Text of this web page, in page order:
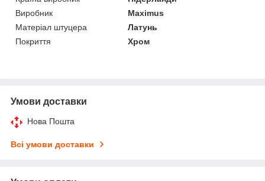
Виробник
Maximus
Матеріал штуцера
Латунь
Покриття
Хром
Умови доставки
Нова Пошта
Всі умови доставки